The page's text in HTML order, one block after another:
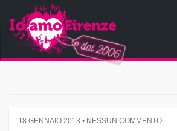
18 GENNAIO 2013 • NESSUN COMMENTO